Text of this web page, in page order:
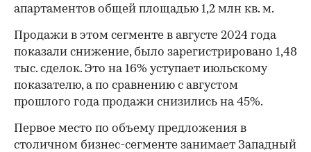
апартаментов общей площадью 1,2 млн кв. м.
Продажи в этом сегменте в августе 2024 года
показали снижение, было зарегистрировано 1,48
тыс. сделок. Это на 16% уступает июльскому
показателю, а по сравнению с августом
прошлого года продажи снизились на 45%.
Первое место по объему предложения в
столичном бизнес-сегменте занимает Западный